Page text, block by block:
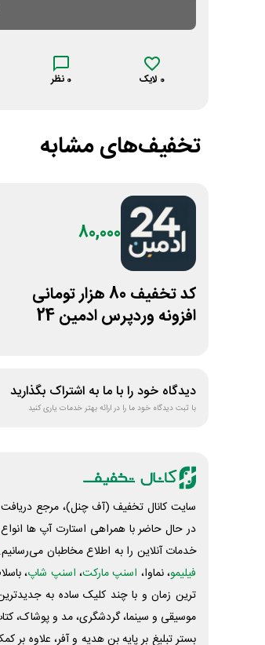
0 لایک 0 نظر
تخفیف‌های مشابه
80,000
کد تخفیف 80 هزار تومانی
افزونه وردپرس ادمین 24
دیدگاه خود را با ما به اشتراک بگذارید
با ثبت دیدگاه خود ما را در ارائه بهتر خدمات یاری کنید
سایت کانال تخفیف (آف چنل)، مرجع
در حال حاضر با همراهی استارت آپ ها
خدمات آنلاین را به اطلاع مخاطبان می‌رسانیم.
فیلیمو، نماوا، اسنپ مارکت، اسنپ شاپ،
ترین زمان و با چند کلیک ساده به
موسیقی و سینما، گردشگری، مد و پوشاک،
بستر تبلیغ بر پایه بن هدیه و آفر، علاوه